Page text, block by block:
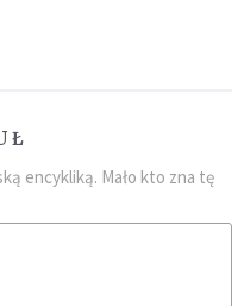
encykliką. Mało kto zna tę